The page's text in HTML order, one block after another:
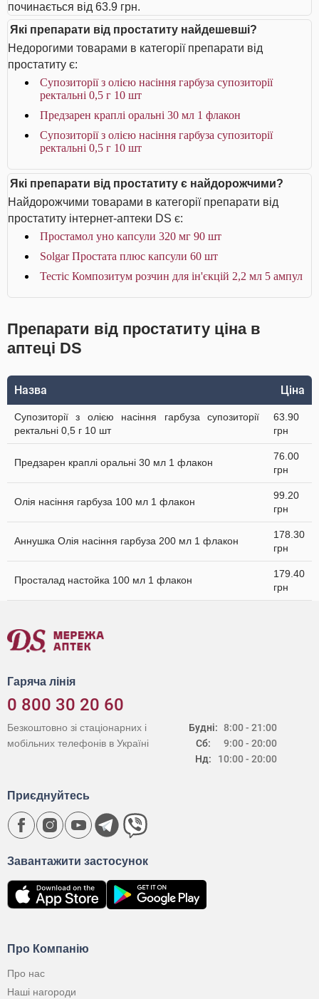
починається від 63.9 грн.
Які препарати від простатиту найдешевші?
Недорогими товарами в категорії препарати від
простатиту є:
Супозиторії з олією насіння гарбуза супозиторії
ректальні 0,5 г 10 шт
Предзарен краплі оральні 30 мл 1 флакон
Супозиторії з олією насіння гарбуза супозиторії
ректальні 0,5 г 10 шт
Які препарати від простатиту є найдорожчими?
Найдорожчими товарами в категорії препарати від
простатиту інтернет-аптеки DS є:
Простамол уно капсули 320 мг 90 шт
Solgar Простата плюс капсули 60 шт
Тестіс Композитум розчин для ін'єкцій 2,2 мл 5 ампул
Препарати від простатиту ціна в
аптеці DS
Назва Ціна
Супозиторії з олією насіння гарбуза супозиторії
ректальні 0,5 г 10 шт
63.90
грн
Предзарен краплі оральні 30 мл 1 флакон
76.00
грн
Олія насіння гарбуза 100 мл 1 флакон
99.20
грн
Аннушка Олія насіння гарбуза 200 мл 1 флакон
178.30
грн
Просталад настойка 100 мл 1 флакон
179.40
грн
Гаряча лінія
0 800 30 20 60
Будні:
Сб:
Нд:
8:00 - 21:00
9:00 - 20:00
10:00 - 20:00
Безкоштовно зі стаціонарних і
мобільних телефонів в Україні
Про Компанію
Про нас
Наші нагороди
Завантажити застосунок
Приєднуйтесь